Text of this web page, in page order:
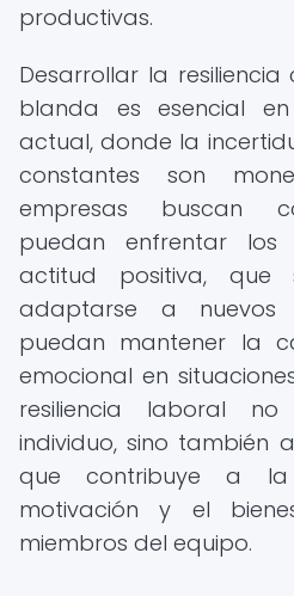
productivas.
Desarrollar la
blanda es esencial
actual, donde la
constantes son
empresas buscan
puedan enfrentar
actitud positiva, que
adaptarse a nuevos
puedan mantener la
emocional en
resiliencia laboral
individuo, sino también
que contribuye a la
motivación y el
miembros del equipo.